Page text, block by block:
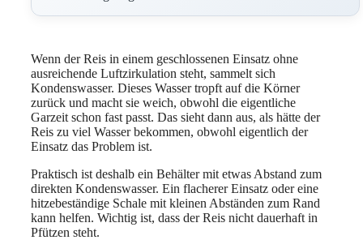
Wenn der Reis in einem geschlossenen Einsatz ohne
ausreichende Luftzirkulation steht, sammelt sich
Kondenswasser. Dieses Wasser tropft auf die Körner
zurück und macht sie weich, obwohl die eigentliche
Garzeit schon fast passt. Das sieht dann aus, als hätte der
Reis zu viel Wasser bekommen, obwohl eigentlich der
Einsatz das Problem ist.
Praktisch ist deshalb ein Behälter mit etwas Abstand zum
direkten Kondenswasser. Ein flacherer Einsatz oder eine
hitzebeständige Schale mit kleinen Abständen zum Rand
kann helfen. Wichtig ist, dass der Reis nicht dauerhaft in
Pfützen steht.